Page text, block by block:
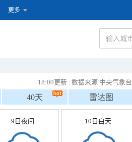
更多
18:00更新 | 数据来源 中央气象台
40天 雷达图
9日夜间 10日白天